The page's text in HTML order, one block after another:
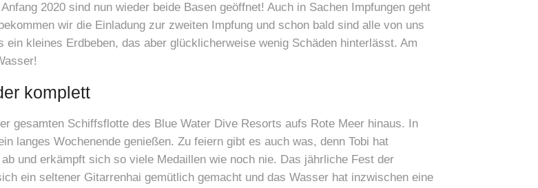
2020 sind nun wieder beide Basen geöffnet! Auch in Sachen Impfungen geht
wir die Einladung zur zweiten Impfung und schon bald sind alle von uns
kleines Erdbeben, das aber glücklicherweise wenig Schäden hinterlässt. Am
komplett
gesamten Schiffsflotte des Blue Water Dive Resorts aufs Rote Meer hinaus. In
langes Wochenende genießen. Zu feiern gibt es auch was, denn Tobi hat
und erkämpft sich so viele Medaillen wie noch nie. Das jährliche Fest der
ein seltener Gitarrenhai gemütlich gemacht und das Wasser hat inzwischen eine